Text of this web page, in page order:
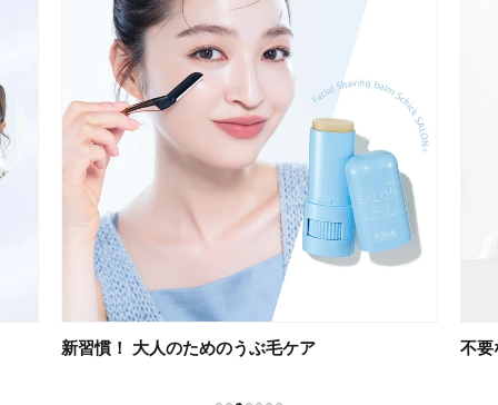
新習慣！ 大人のためのうぶ毛ケア 不要